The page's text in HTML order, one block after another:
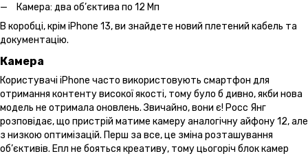
Камера: два об’єктива по 12 Мп
В коробці, крім iPhone 13, ви знайдете новий плетений кабель та
документацію.
Камера
Користувачі iPhone часто використовують смартфон для
отримання контенту високої якості, тому було б дивно, якби нова
модель не отримала оновлень. Звичайно, вони є! Росс Янг
розповідає, що пристрій матиме камеру аналогічну айфону 12, але
з низкою оптимізацій. Перш за все, це зміна розташування
об’єктивів. Епл не бояться креативу, тому цьогоріч блок камер